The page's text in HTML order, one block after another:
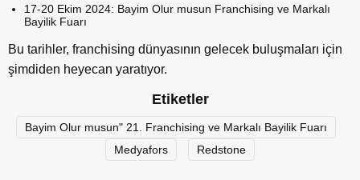
17-20 Ekim 2024: Bayim Olur musun Franchising ve Markalı
Bayilik Fuarı
Bu tarihler, franchising dünyasının gelecek buluşmaları için
şimdiden heyecan yaratıyor.
Etiketler
Bayim Olur musun" 21. Franchising ve Markalı Bayilik Fuarı
Medyafors
Redstone